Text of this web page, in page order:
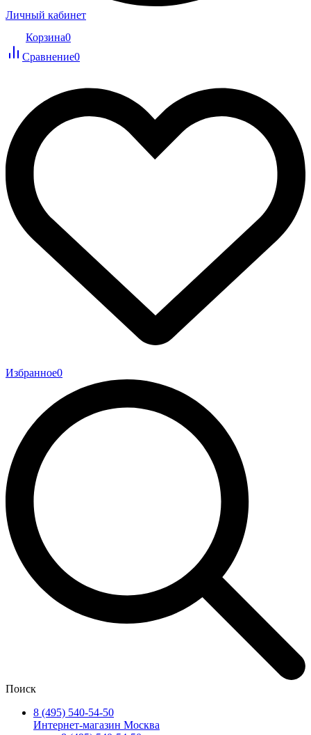
Личный кабинет
Корзина0
Сравнение0
Избранное0
Поиск
8 (495) 540-54-50
Интернет-магазин Москва